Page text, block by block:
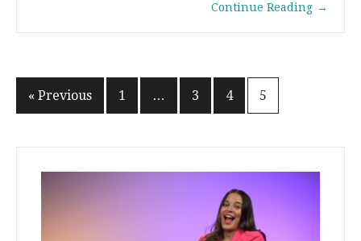
Continue Reading →
Posts
« Previous 1 … 3 4 5